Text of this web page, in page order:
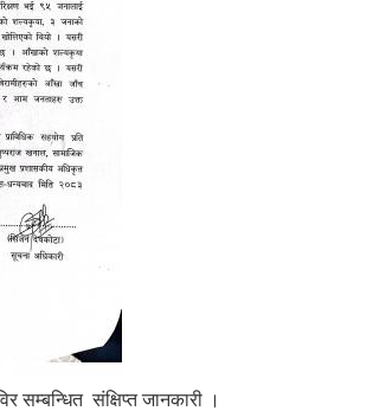
सम्बन्धित संक्षिप्त जानकारी ।